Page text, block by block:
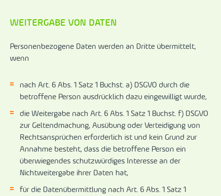
WEITERGABE VON DATEN
Personenbezogene Daten werden an Dritte übermittelt,
wenn
nach Art. 6 Abs. 1 Satz 1 Buchst. a) DSGVO durch die
betroffene Person ausdrücklich dazu eingewilligt wurde,
die Weitergabe nach Art. 6 Abs. 1 Satz 1 Buchst. f) DSGVO
zur Geltendmachung, Ausübung oder Verteidigung von
Rechtsansprüchen erforderlich ist und kein Grund zur
Annahme besteht, dass die betroffene Person ein
überwiegendes schutzwürdiges Interesse an der
Nichtweitergabe ihrer Daten hat,
für die Datenübermittlung nach Art. 6 Abs. 1 Satz 1